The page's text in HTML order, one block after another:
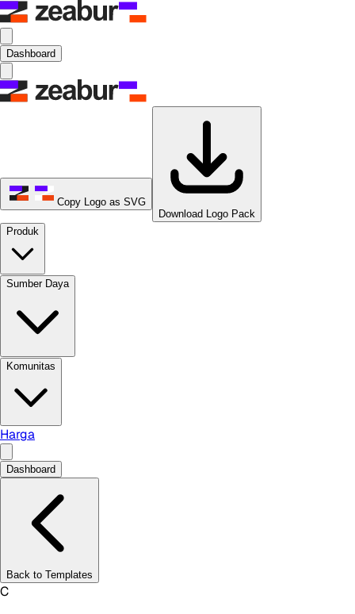
Dashboard
Copy Logo as SVG
Download Logo Pack
Produk
Sumber Daya
Komunitas
Harga
Dashboard
Back to Templates
C